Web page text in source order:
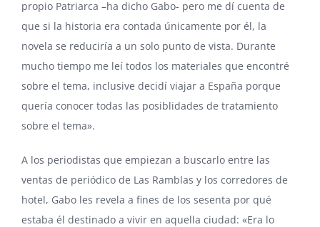
propio Patriarca –ha dicho Gabo- pero me dí cuenta de
que si la historia era contada únicamente por él, la
novela se reduciría a un solo punto de vista. Durante
mucho tiempo me leí todos los materiales que encontré
sobre el tema, inclusive decidí viajar a España porque
quería conocer todas las posiblidades de tratamiento
sobre el tema».
A los periodistas que empiezan a buscarlo entre las
ventas de periódico de Las Ramblas y los corredores de
hotel, Gabo les revela a fines de los sesenta por qué
estaba él destinado a vivir en aquella ciudad: «Era lo